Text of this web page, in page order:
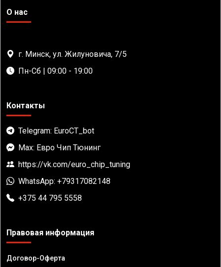
О нас
г. Минск, ул. Жилуновича, 7/5
Пн-Сб | 09:00 - 19:00
Контакты
Telegram: EuroCT_bot
Max: Евро Чип Тюнинг
https://vk.com/euro_chip_tuning
WhatsApp: +79317082148
+375 44 795 5558
Правовая информация
Договор-Оферта